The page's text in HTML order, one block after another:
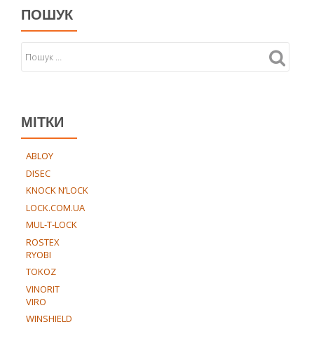
ПОШУК
МІТКИ
ABLOY
DISEC
KNOCK N’LOCK
LOCK.COM.UA
MUL-T-LOCK
ROSTEX
RYOBI
TOKOZ
VINORIT
VIRO
WINSHIELD